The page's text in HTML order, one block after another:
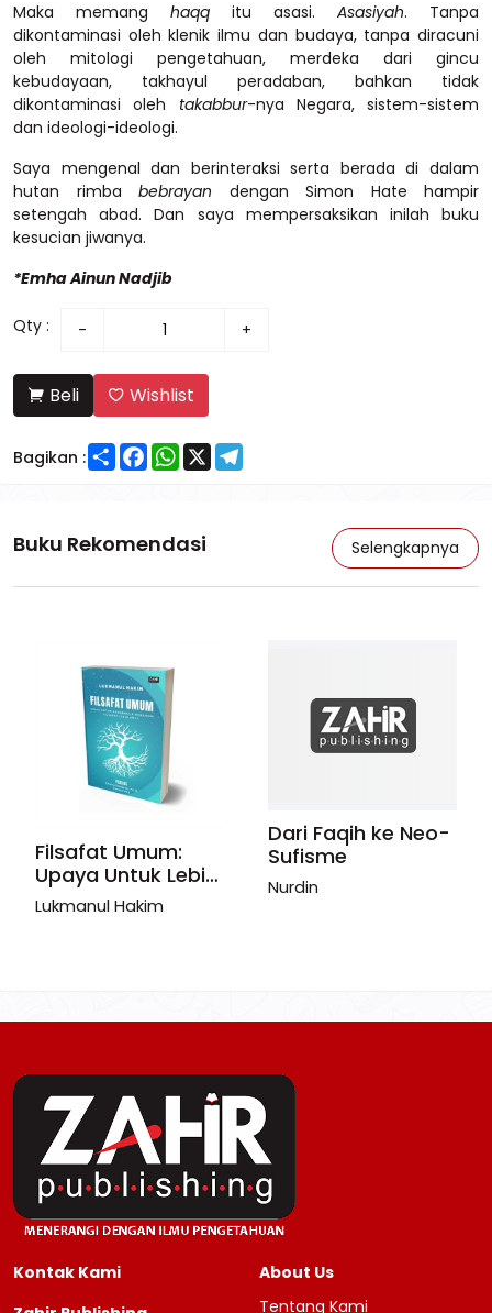
Maka memang haqq itu asasi. Asasiyah. Tanpa
dikontaminasi oleh klenik ilmu dan budaya, tanpa diracuni
oleh mitologi pengetahuan, merdeka dari gincu
kebudayaan, takhayul peradaban, bahkan tidak
dikontaminasi oleh takabbur-nya Negara, sistem-sistem
dan ideologi-ideologi.
Saya mengenal dan berinteraksi serta berada di dalam
hutan rimba bebrayan dengan Simon Hate hampir
setengah abad. Dan saya mempersaksikan inilah buku
kesucian jiwanya.
*Emha Ainun Nadjib
Qty : - +
Beli Wishlist
Bagikan : ShareFacebook
WhatsApp
X
Buku Rekomendasi Selengkapnya
Filsafat Umum:
Upaya Untuk Lebih
Mengenal &
Memahami Filsafat
Lukmanul Hakim
Dari Faqih ke Neo-
Sufisme
Nurdin
Kontak Kami
About Us
Tentang Kami